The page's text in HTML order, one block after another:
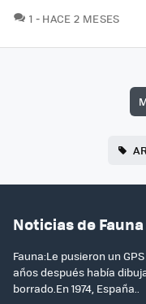
1 COMENTARIOS
HACE 2 MESES
Noticias de
Fauna:Le pusieron un
años después había
borrado.En 1974, España..